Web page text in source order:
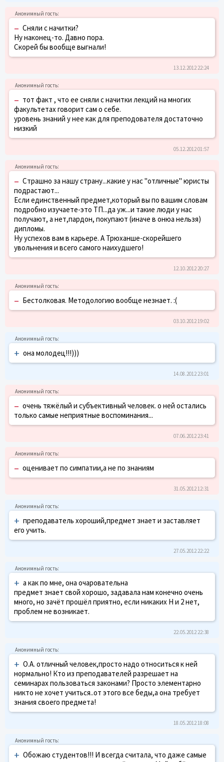
– Сняли с начитки?
Ну наконец-то. Давно пора.
Скорей бы вообще выгнали!
13.12.2012 22:24
– тот факт , что ее сняли с начитки лекций на многих
факультетах говорит сам о себе.
уровень знаний у нее как для преподователя достаточно
низкий
05.12.2012 01:57
– Страшно за нашу страну...какие у нас "отличные" юристы
подрастают...
Если единственный предмет,который вы по вашим словам
подробно изучаете-это ТП...да уж...и такие люди у нас
получают, а нет,пардон, покупают (иначе в онюа нельзя)
дипломы.
Ну успехов вам в карьере. А Трюханше-скорейшего
увольнения и всего самого наихудшего!
12.10.2012 20:27
– Бестолковая. Методологию вообще незнает. :(
03.10.2012 19:02
+ она молодец!!!)))
14.08.2012 23:01
– очень тяжёлый и субъективный человек. о ней остались
только самые неприятные воспоминания...
07.06.2012 23:41
– оценивает по симпатии,а не по знаниям
31.05.2012 12:31
+ преподаватель хороший,предмет знает и заставляет
его учить.
27.05.2012 22:22
+ а как по мне, она очаровательна
предмет знает свой хорошо, задавала нам конечно очень
много, но зачёт прошёл приятно, если никаких Н и 2 нет,
проблем не возникает.
22.05.2012 22:38
+ О.А. отличный человек,просто надо относиться к ней
нормально! Кто из преподавателей разрешает на
семинарах пользоваться законами? Просто элементарно
никто не хочет учиться..от этого все беды,а она требует
знания своего предмета!
18.05.2012 18:08
+ Обожаю студентов!!! И всегда считала, что даже самые